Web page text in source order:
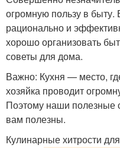
Картошка с курицей
Курица на банке
огромную пользу в быту.
рационально и
хорошо организовать
советы для дома.
Важно: Кухня — место,
хозяйка проводит
Поэтому наши полезные
вам полезны.
Кулинарные хитрости